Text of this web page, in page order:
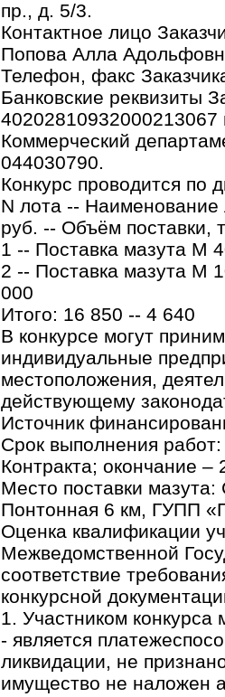
пр., д. 5/3.
Контактное лицо
Попова Алла
Телефон, факс
Банковские реквизиты
Коммерческий
044030790.
Конкурс проводится по
N лота --
руб. -- Объём поставки,
1 -- Поставка мазута М
2 -- Поставка мазута М
000
Итого: 16 850 -- 4 640
В конкурсе могут
индивидуальные
местоположения,
действующему
Источник
Срок выполнения
Контракта; окончание –
Место поставки мазута:
Понтонная 6 км, ГУПП
Оценка квалификации
Межведомственной
соответствие
конкурсной
1. Участником
- является
ликвидации, не
имущество не наложен